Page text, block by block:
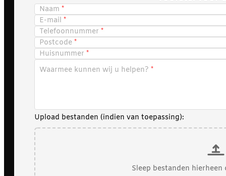
Naam
E-mail
Telefoonnummer
Postcode
Huisnummer
Waarmee kunnen wij u helpen?
Upload bestanden (indien van toepassing):
Sleep bestanden